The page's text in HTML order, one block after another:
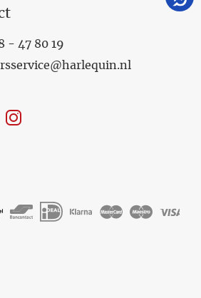
- 47 80 19